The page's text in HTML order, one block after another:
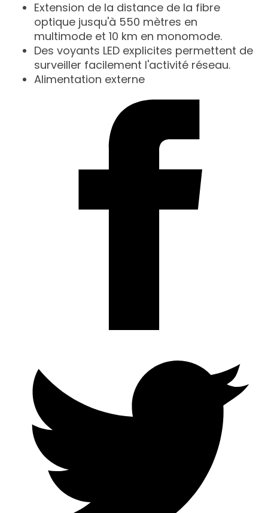
Extension de la distance de la fibre
optique jusqu'à 550 mètres en
multimode et 10 km en monomode.
Des voyants LED explicites permettent de
surveiller facilement l'activité réseau.
Alimentation externe